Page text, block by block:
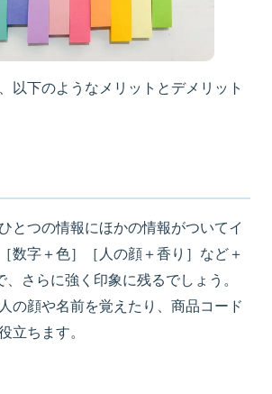
以下のようなメリットとデメリット
とつの情報にほかの情報がついてイ
数字＋色］［人の顔＋香り］など＋
さらに強く印象に残るでしょう。
の顔や名前を覚えたり、商品コード
立ちます。